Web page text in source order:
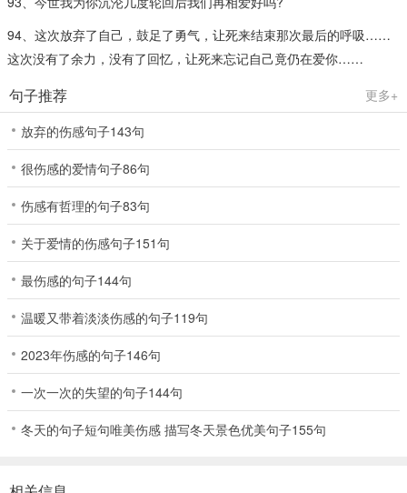
94、这次放弃了自己，鼓足了勇气，让死来结束那次最后的呼吸……
这次没有了余力，没有了回忆，让死来忘记自己竟仍在爱你……
句子推荐
更多+
放弃的伤感句子143句
很伤感的爱情句子86句
伤感有哲理的句子83句
关于爱情的伤感句子151句
最伤感的句子144句
温暖又带着淡淡伤感的句子119句
2023年伤感的句子146句
一次一次的失望的句子144句
冬天的句子短句唯美伤感 描写冬天景色优美句子155句